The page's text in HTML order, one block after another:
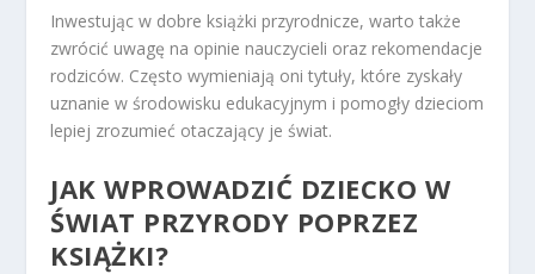
Inwestując w dobre książki przyrodnicze, warto także
zwrócić uwagę na opinie nauczycieli oraz rekomendacje
rodziców. Często wymieniają oni tytuły, które zyskały
uznanie w środowisku edukacyjnym i pomogły dzieciom
lepiej zrozumieć otaczający je świat.
JAK WPROWADZIĆ DZIECKO W
ŚWIAT PRZYRODY POPRZEZ
KSIĄŻKI?